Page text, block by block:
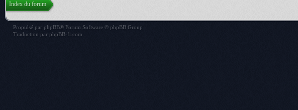
Index du forum
Propulsé par phpBB® Forum Software © phpBB Group
Traduction par phpBB-fr.com